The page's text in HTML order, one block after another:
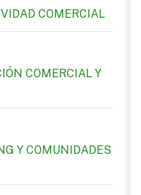
COMERCIAL
COMERCIAL Y
Y COMUNIDADES